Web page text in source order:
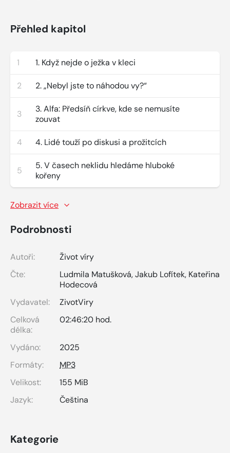
Přehled kapitol
1 1. Když nejde o ježka v kleci
2 2. „Nebyl jste to náhodou vy?“
3
3. Alfa: Předsíň církve, kde se nemusíte
zouvat
4 4. Lidé touží po diskusi a prožitcích
5
5. V časech neklidu hledáme hluboké
kořeny
Zobrazit více
Podrobnosti
Autoři:
Život víry
Čte:
Ludmila Matušková,Jakub Lofítek, Kateřina
Hodecová
Vydavatel:
ZivotViry
Celková
délka:
02:46:20 hod.
Vydáno:
2025
Formáty:
MP3
Velikost:
155 MiB
Jazyk:
Čeština
Kategorie